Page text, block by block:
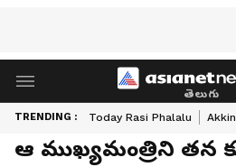
తెలుగు
TRENDING : Today Rasi Phalalu
ఆ ముఖ్యమంత్రిని తన